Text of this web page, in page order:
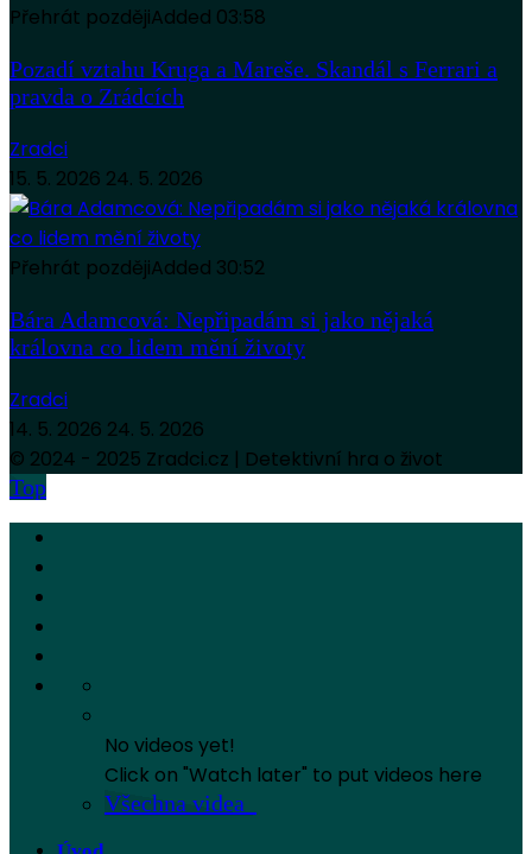
Přehrát pozdějiAdded 03:58
Pozadí vztahu Kruga a Mareše. Skandál s Ferrari a
pravda o Zrádcích
Zradci
15. 5. 2026 24. 5. 2026
Přehrát pozdějiAdded 30:52
Bára Adamcová: Nepřipadám si jako nějaká
královna co lidem mění životy
Zradci
14. 5. 2026 24. 5. 2026
© 2024 - 2025 Zradci.cz | Detektivní hra o život
Top
No videos yet!
Click on "Watch later" to put videos here
Všechna videa